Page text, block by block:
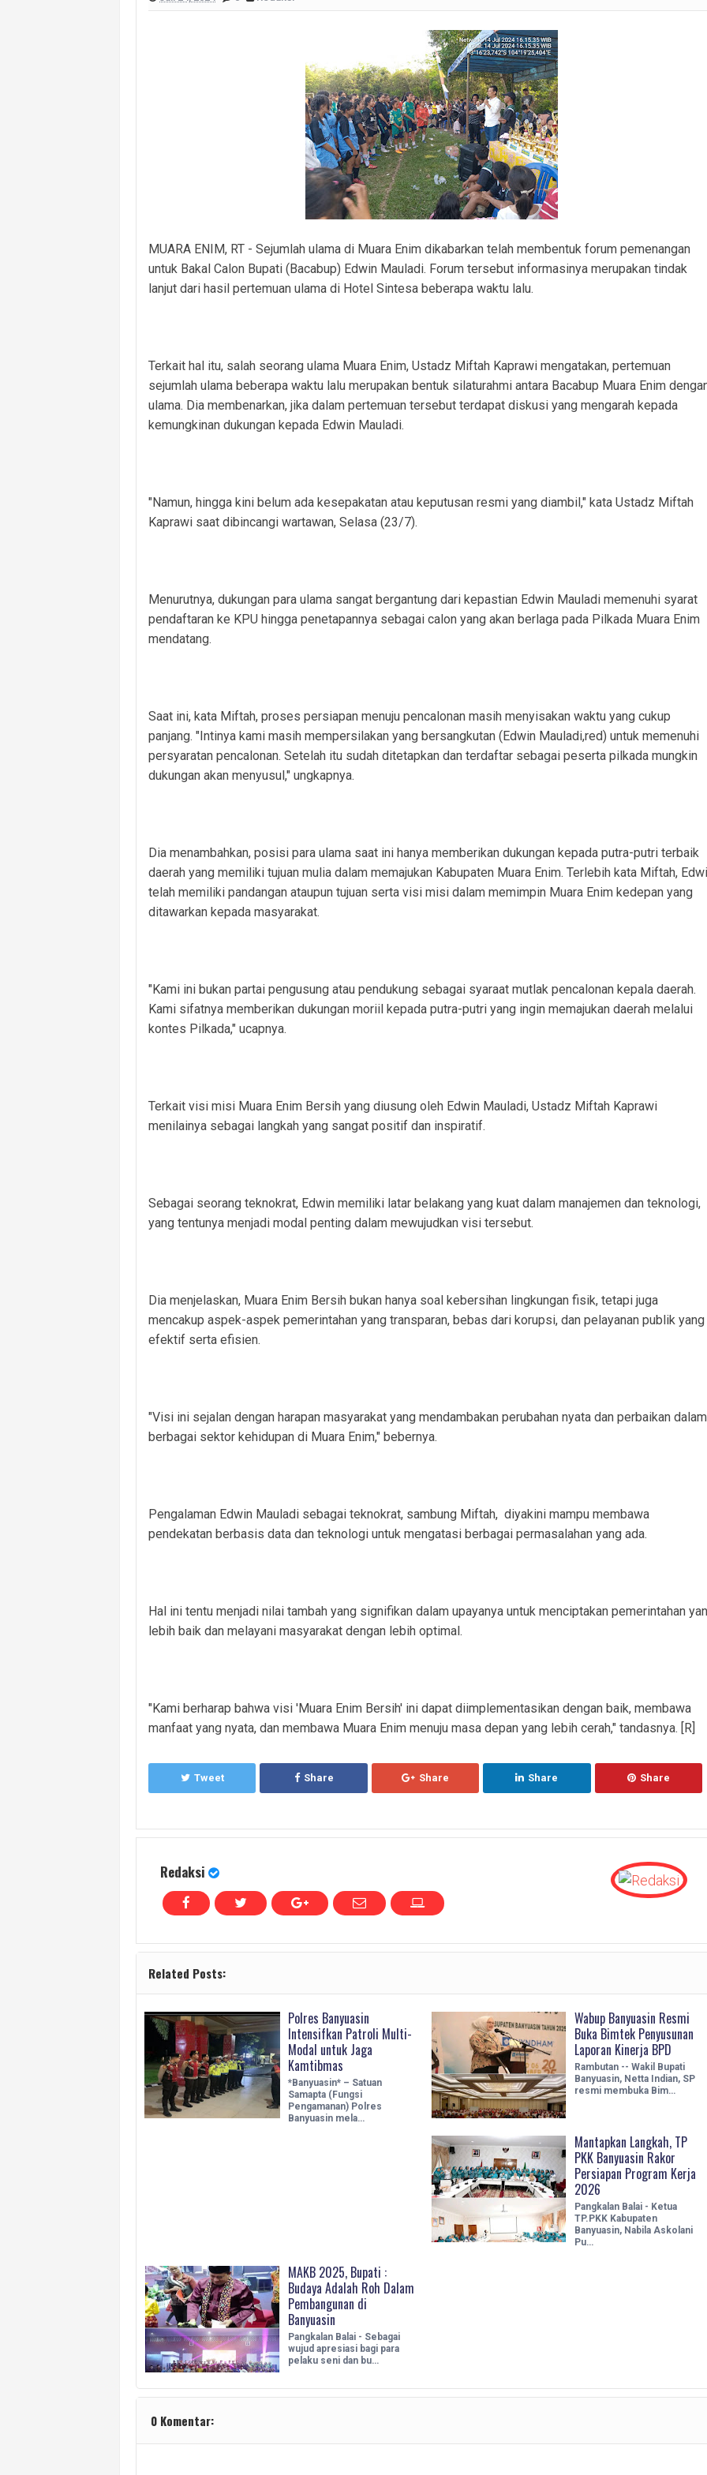
Cegah Kejahatan 3C dan Kecelakaan, Satlantas Polres PALI Gelar Patroli Subuh di Kawasan Masjid Syuhada
Cegah Kejahatan Malam Hari, Polsek Penukal Utara Intensifkan Patroli KRYD Sasar Potensi Gangguan Kamtibmas
Polsek Banyuasin II Berhasil Ungkap Pencurian Perangkat BTS di Banyuasin II, Tiga Terduga Pelaku Diamankan
Polres PALI Amankan Terduga Pengedar Ekstasi di Abab, Barang Bukti Disembunyikan di Panci Presto
Keributan Berujung Maut, Polisi Ungkap Kronologi Penusukan di Depan Pasar Turunan Gajah PALI
Polsek Betung Amankan Terduga Pelaku Pencurian Dua Unit Telepon Genggam.
MUARA ENIM, RT - Sejumlah ulama di Muara Enim dikabarkan telah membentuk forum pemenangan
untuk Bakal Calon Bupati (Bacabup) Edwin Mauladi. Forum tersebut informasinya merupakan tindak
lanjut dari hasil pertemuan ulama di Hotel Sintesa beberapa waktu lalu.
Terkait hal itu, salah seorang ulama Muara Enim, Ustadz Miftah Kaprawi mengatakan, pertemuan
sejumlah ulama beberapa waktu lalu merupakan bentuk silaturahmi antara Bacabup Muara Enim
ulama. Dia membenarkan, jika dalam pertemuan tersebut terdapat diskusi yang mengarah kepada
kemungkinan dukungan kepada Edwin Mauladi.
"Namun, hingga kini belum ada kesepakatan atau keputusan resmi yang diambil," kata Ustadz Miftah
Kaprawi saat dibincangi wartawan, Selasa (23/7).
Menurutnya, dukungan para ulama sangat bergantung dari kepastian Edwin Mauladi memenuhi syarat
pendaftaran ke KPU hingga penetapannya sebagai calon yang akan berlaga pada Pilkada Muara Enim
mendatang.
Saat ini, kata Miftah, proses persiapan menuju pencalonan masih menyisakan waktu yang cukup
panjang. "Intinya kami masih mempersilakan yang bersangkutan (Edwin Mauladi,red) untuk memenuhi
persyaratan pencalonan. Setelah itu sudah ditetapkan dan terdaftar sebagai peserta pilkada mungkin
dukungan akan menyusul," ungkapnya.
Dia menambahkan, posisi para ulama saat ini hanya memberikan dukungan kepada putra-putri terbaik
daerah yang memiliki tujuan mulia dalam memajukan Kabupaten Muara Enim. Terlebih kata Miftah,
telah memiliki pandangan ataupun tujuan serta visi misi dalam memimpin Muara Enim kedepan yang
ditawarkan kepada masyarakat.
"Kami ini bukan partai pengusung atau pendukung sebagai syaraat mutlak pencalonan kepala daerah.
Kami sifatnya memberikan dukungan moriil kepada putra-putri yang ingin memajukan daerah melalui
kontes Pilkada," ucapnya.
Terkait visi misi Muara Enim Bersih yang diusung oleh Edwin Mauladi, Ustadz Miftah Kaprawi
menilainya sebagai langkah yang sangat positif dan inspiratif.
Sebagai seorang teknokrat, Edwin memiliki latar belakang yang kuat dalam manajemen dan teknologi,
yang tentunya menjadi modal penting dalam mewujudkan visi tersebut.
Dia menjelaskan, Muara Enim Bersih bukan hanya soal kebersihan lingkungan fisik, tetapi juga
mencakup aspek-aspek pemerintahan yang transparan, bebas dari korupsi, dan pelayanan publik yang
efektif serta efisien.
"Visi ini sejalan dengan harapan masyarakat yang mendambakan perubahan nyata dan perbaikan dalam
berbagai sektor kehidupan di Muara Enim," bebernya.
Pengalaman Edwin Mauladi sebagai teknokrat, sambung Miftah, diyakini mampu membawa
pendekatan berbasis data dan teknologi untuk mengatasi berbagai permasalahan yang ada.
Hal ini tentu menjadi nilai tambah yang signifikan dalam upayanya untuk menciptakan pemerintahan
lebih baik dan melayani masyarakat dengan lebih optimal.
"Kami berharap bahwa visi 'Muara Enim Bersih' ini dapat diimplementasikan dengan baik, membawa
manfaat yang nyata, dan membawa Muara Enim menuju masa depan yang lebih cerah," tandasnya. [R]
Tweet Share Share Share Share
Redaksi
Related Posts:
Polres Banyuasin
Intensifkan Patroli Multi-
Modal untuk Jaga
Kamtibmas
*Banyuasin* – Satuan
Samapta (Fungsi
Pengamanan) Polres
Banyuasin mela…
Wabup Banyuasin Resmi
Buka Bimtek Penyusunan
Laporan Kinerja BPD
Rambutan -- Wakil Bupati
Banyuasin, Netta Indian, SP
resmi membuka Bim…
Mantapkan Langkah, TP
PKK Banyuasin Rakor
Persiapan Program Kerja
2026
Pangkalan Balai - Ketua
TP.PKK Kabupaten
Banyuasin, Nabila Askolani
Pu…
MAKB 2025, Bupati :
Budaya Adalah Roh Dalam
Pembangunan di
Banyuasin
Pangkalan Balai - Sebagai
wujud apresiasi bagi para
pelaku seni dan bu…
0 Komentar: